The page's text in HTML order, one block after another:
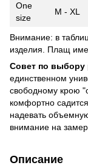
One
size
M - XL
Внимание: в
изделия. Плащ
Совет по выбору
единственном
свободному крою
комфортно
надевать
внимание на
Описание